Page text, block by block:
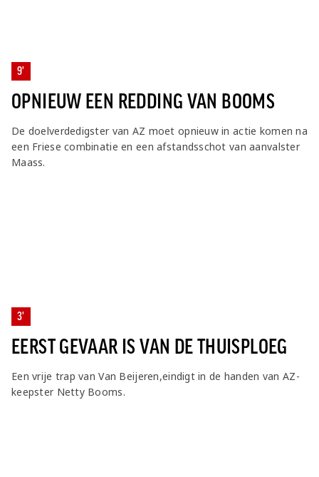
9'
OPNIEUW EEN REDDING VAN BOOMS
De doelverdedigster van AZ moet opnieuw in actie komen na
een Friese combinatie en een afstandsschot van aanvalster
Maass.
3'
EERST GEVAAR IS VAN DE THUISPLOEG
Een vrije trap van Van Beijeren,eindigt in de handen van AZ-
keepster Netty Booms.